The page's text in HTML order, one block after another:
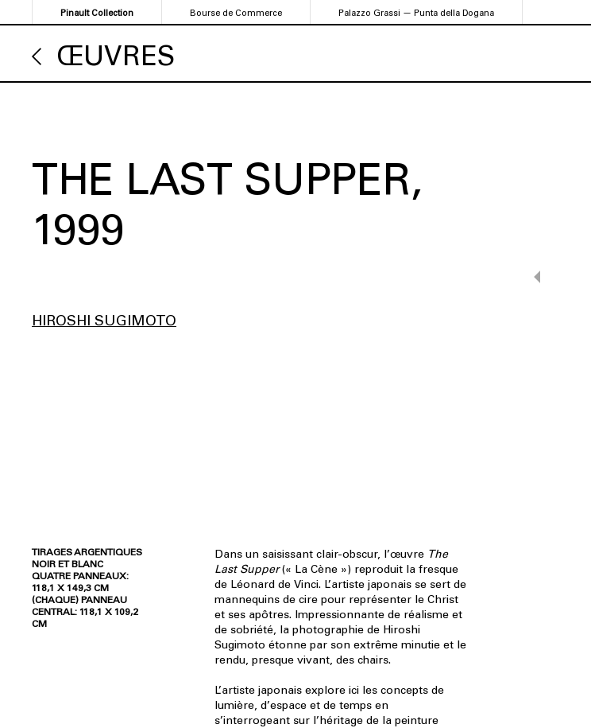
au
contenu
principal
Pinault Collection Bourse de Commerce Palazzo Grassi — Punta della Dogana
ŒUVRES
THE LAST SUPPER
1999
HIROSHI SUGIMOTO
TIRAGES ARGENTIQUES
NOIR ET BLANC
QUATRE PANNEAUX:
118,1 X 149,3 CM
(CHAQUE) PANNEAU
CENTRAL: 118,1 X 109,2
CM
Dans un saisissant clair-obscur, l’œuvre The
Last Supper(« La Cène ») reproduit la fresque
de Léonard de Vinci. L’artiste japonais se sert de
mannequins de cire pour représenter le Christ
et ses apôtres. Impressionnante de réalisme et
de sobriété, la photographie de Hiroshi
Sugimoto étonne par son extrême minutie et le
rendu, presque vivant, des chairs.
L’artiste japonais explore ici les concepts de
lumière, d’espace et de temps en
s’interrogeant sur l’héritage de la peinture